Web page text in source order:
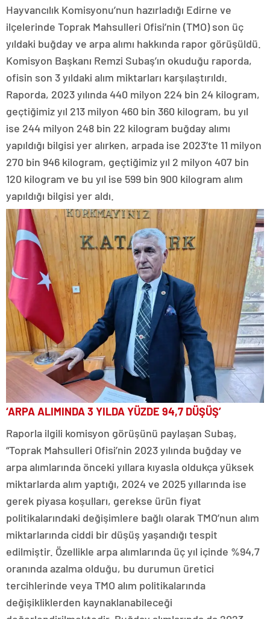
Hayvancılık Komisyonu’nun hazırladığı Edirne ve
ilçelerinde Toprak Mahsulleri Ofisi’nin (TMO) son üç
yıldaki buğday ve arpa alımı hakkında rapor görüşüldü.
Komisyon Başkanı Remzi Subaş’ın okuduğu raporda,
ofisin son 3 yıldaki alım miktarları karşılaştırıldı.
Raporda, 2023 yılında 440 milyon 224 bin 24 kilogram,
geçtiğimiz yıl 213 milyon 460 bin 360 kilogram, bu yıl
ise 244 milyon 248 bin 22 kilogram buğday alımı
yapıldığı bilgisi yer alırken, arpada ise 2023’te 11 milyon
270 bin 946 kilogram, geçtiğimiz yıl 2 milyon 407 bin
120 kilogram ve bu yıl ise 599 bin 900 kilogram alım
yapıldığı bilgisi yer aldı.
‘ARPA ALIMINDA 3 YILDA YÜZDE 94,7 DÜŞÜŞ’
Raporla ilgili komisyon görüşünü paylaşan Subaş,
“Toprak Mahsulleri Ofisi’nin 2023 yılında buğday ve
arpa alımlarında önceki yıllara kıyasla oldukça yüksek
miktarlarda alım yaptığı, 2024 ve 2025 yıllarında ise
gerek piyasa koşulları, gerekse ürün fiyat
politikalarındaki değişimlere bağlı olarak TMO’nun alım
miktarlarında ciddi bir düşüş yaşandığı tespit
edilmiştir. Özellikle arpa alımlarında üç yıl içinde %94,7
oranında azalma olduğu, bu durumun üretici
tercihlerinde veya TMO alım politikalarında
değişikliklerden kaynaklanabileceği